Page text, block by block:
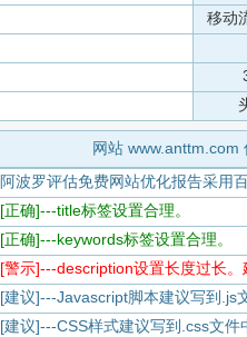
移动
网站 www.anttm.com
阿波罗评估免费网站优化报告采用
[正确]---title标签设置合理。
[正确]---keywords标签设置合理。
[警示]---description设置长度过长。
[建议]---Javascript脚本建议写到.js
[建议]---CSS样式建议写到.css文